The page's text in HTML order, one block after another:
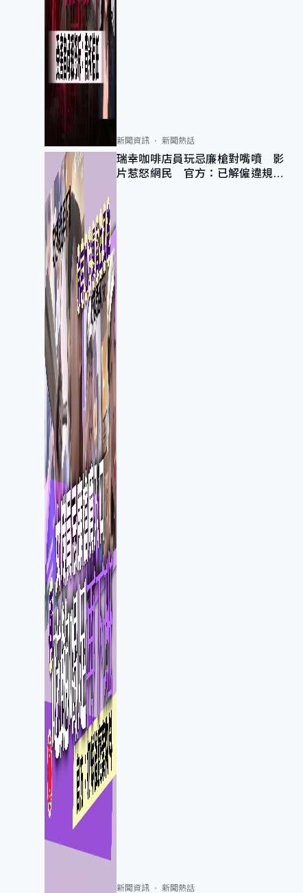
新聞資訊 新聞熱話
瑞幸咖啡店員玩忌廉槍對嘴噴 影
片惹怒網民 官方：已解僱違規員
新聞資訊 新聞熱話